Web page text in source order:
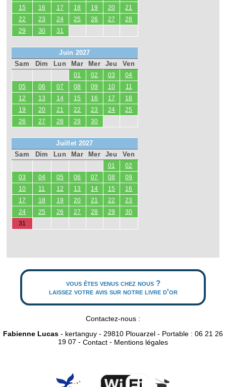
15
16 17 18 19 20
21
22
23 24 25 26 27
28
29
30 31
Juin 2027
Sam
Dim Lun Mar Mer Jeu Ven
01 02 03
04
05
06 07 08 09 10
11
12
13 14 15 16 17
18
19
20 21 22 23 24
25
26
27 28 29 30
Juillet 2027
Sam
Dim Lun Mar Mer Jeu Ven
01
02
03
04 05 06 07 08
09
10
11 12 13 14 15
16
17
18 19 20 21 22
23
24
25 26 27 28 29
30
31
vous êtes venus chez nous ?
laissez votre avis sur notre livre d'or
Contactez-nous :
Fabienne Lucas - kertanguy - 29810 Plouarzel - Portable : 06 21 26
19 07 - Contact - Mentions légales